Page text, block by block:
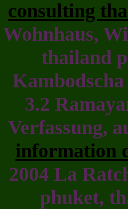
consulting
Wohnhaus,
thailand
3.2
Verfassung,
information
2004 La
phuket,